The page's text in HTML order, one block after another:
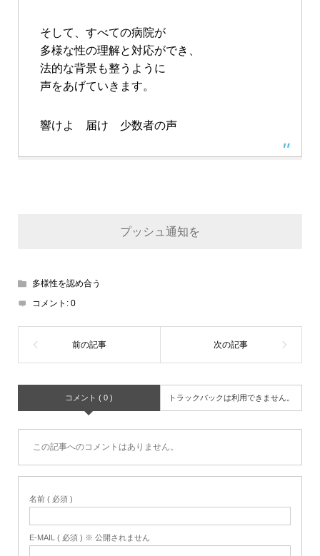
そして、すべての病院が
多様な性の理解と対応ができ、
法的な背景も整うように
声をあげていきます。
響けよ 届け 少数者の声
プッシュ通知を
多様性を認め合う
コメント: 0
コメント ( 0 ) トラックバックは利用できません。
この記事へのコメントはありません。
名前 ( 必須 )
E-MAIL ( 必須 ) ※ 公開されません